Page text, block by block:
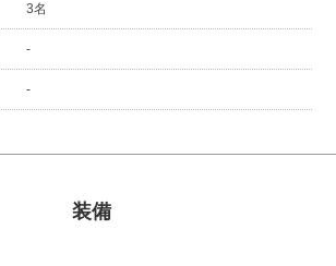
3名
-
-
装備